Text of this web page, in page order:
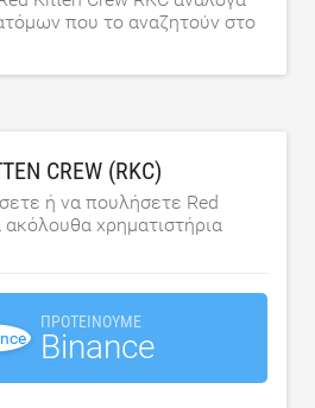
που το αναζητούν στο
CREW (RKC)
ή να πουλήσετε Red
χρηματιστήρια
ΠΡΟΤΕΊΝΟΥΜΕ
Binance